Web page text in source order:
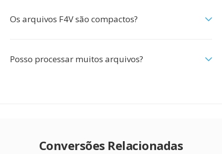
Os arquivos F4V são compactos?
Posso processar muitos arquivos?
Conversões Relacionadas